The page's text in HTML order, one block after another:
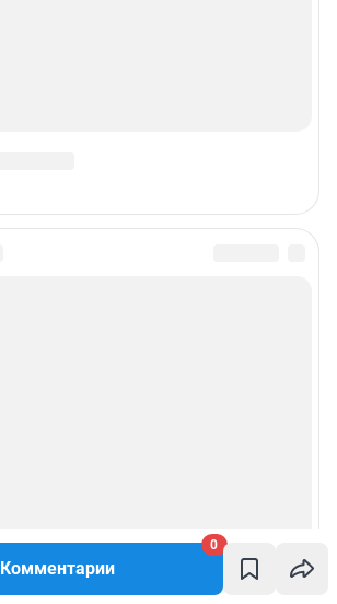
Комментарии
0